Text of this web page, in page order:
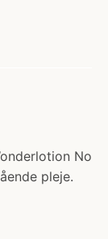
No
pleje.